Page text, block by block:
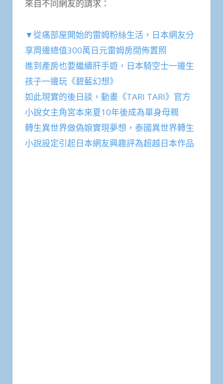
來自不同網友的請求：
▼從痛部屋開始的雷姆粉絲生活，日本網友分
享周邊總值300萬日元雷姆房間佈置照
進到產房也要繼續肝手遊，日本騎空士一邊生
孩子一邊玩《碧藍幻想》
如此現實的後日談，動畫《TARI TARI》官方
小說女主角宮本來夏10年後成為單身母親
轉生異世界做偽娘實現夢想，泰國異世界轉生
小說設定引起日本網友興趣評為超越日本作品